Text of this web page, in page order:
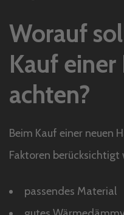
Worauf
Kauf einer
achten?
Beim Kauf einer neuen
Faktoren berücksichtigt
passendes Material